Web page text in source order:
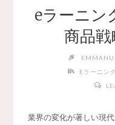
eラーニン
商品
Eラーニン
業界の変化が著しい現